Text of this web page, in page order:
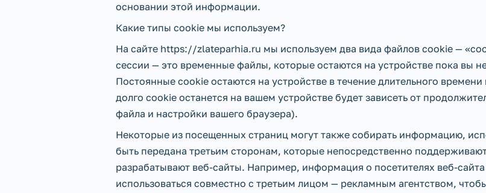
основании этой информации.
Какие типы cookie мы используем?
На сайте https://zlateparhia.ru мы используем два вида файлов cookie —
сессии — это временные файлы, которые остаются на устройстве пока вы
Постоянные cookie остаются на устройстве в течение длительного
долго cookie останется на вашем устройстве будет зависеть от
файла и настройки вашего браузера).
Некоторые из посещенных страниц могут также собирать информацию,
быть передана третьим сторонам, которые непосредственно
разрабатывают веб-сайты. Например, информация о посетителях веб-
использоваться совместно с третьим лицом — рекламным агентством,